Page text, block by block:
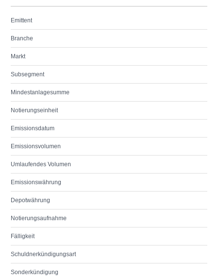
Emittent
Branche
Markt
Subsegment
Mindestanlagesumme
Notierungseinheit
Emissionsdatum
Emissionsvolumen
Umlaufendes Volumen
Emissionswährung
Depotwährung
Notierungsaufnahme
Fälligkeit
Schuldnerkündigungsart
Sonderkündigung